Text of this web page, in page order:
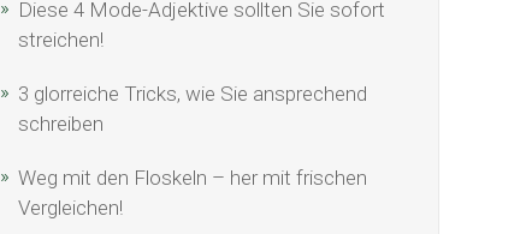
Diese 4 Mode-Adjektive sollten Sie sofort
streichen!
3 glorreiche Tricks, wie Sie ansprechend
schreiben
Weg mit den Floskeln – her mit frischen
Vergleichen!